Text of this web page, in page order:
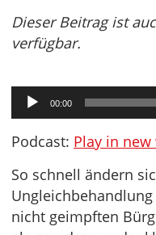
Dieser Beitrag ist
verfügbar.
Audio-
Player
00:00
Podcast: Play in
So schnell ändern
nicht geimpften